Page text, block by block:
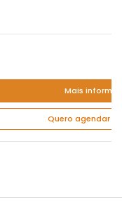
Mais
Quero agendar